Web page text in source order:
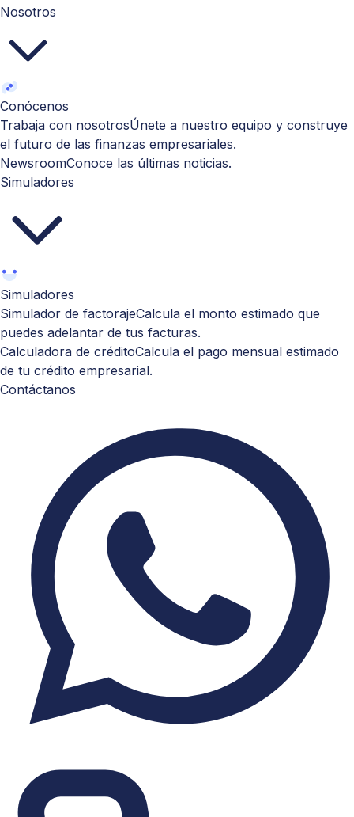
Nosotros
Conócenos
Trabaja con nosotrosÚnete a nuestro equipo y construye
el futuro de las finanzas empresariales.
NewsroomConoce las últimas noticias.
Simuladores
Simuladores
Simulador de factorajeCalcula el monto estimado que
puedes adelantar de tus facturas.
Calculadora de créditoCalcula el pago mensual estimado
de tu crédito empresarial.
Contáctanos